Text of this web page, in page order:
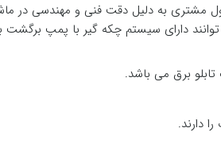
مشتری به دلیل دقت فنی و مهندسی در
دارای سیستم چکه گیر با پمپ برگشت
برق می باشد.
دارند.